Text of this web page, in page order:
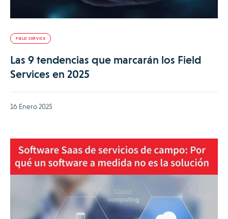
FIELD SERVICE
Las 9 tendencias que marcarán los Field
Services en 2025
16 Enero 2025